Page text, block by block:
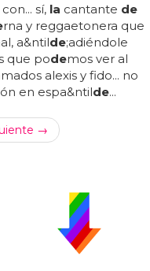
sí, la cantante de
rna y reggaetonera que
a&ntilde;adiéndole
que podemos ver al
mados alexis y fido... no
en espa&ntilde...
→